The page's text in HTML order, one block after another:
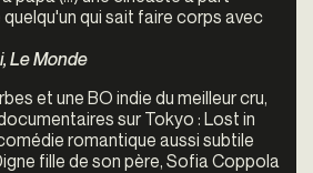
qui sait faire corps avec
Le Monde
et une BO indie du meilleur cru,
sur Tokyo : Lost in
romantique aussi subtile
fille de son père, Sofia Coppola